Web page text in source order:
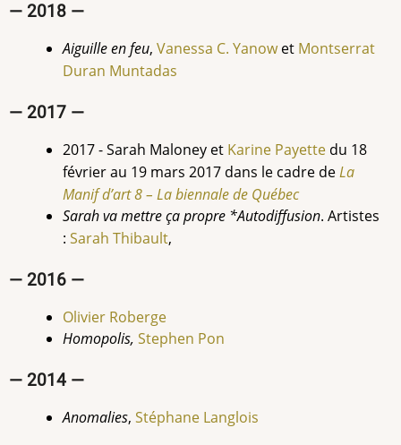
— 2018 —
Aiguille en feu, Vanessa C. Yanowet Montserrat
Duran Muntadas
— 2017 —
2017 - Sarah Maloney et Karine Payette du 18
février au 19 mars 2017 dans le cadre deLa
Manif d’art 8 – La biennale de Québec
Sarah va mettre ça propre *Autodiffusion. Artistes
: Sarah Thibault,
— 2016 —
Olivier Roberge
Homopolis, Stephen Pon
— 2014 —
Anomalies, Stéphane Langlois